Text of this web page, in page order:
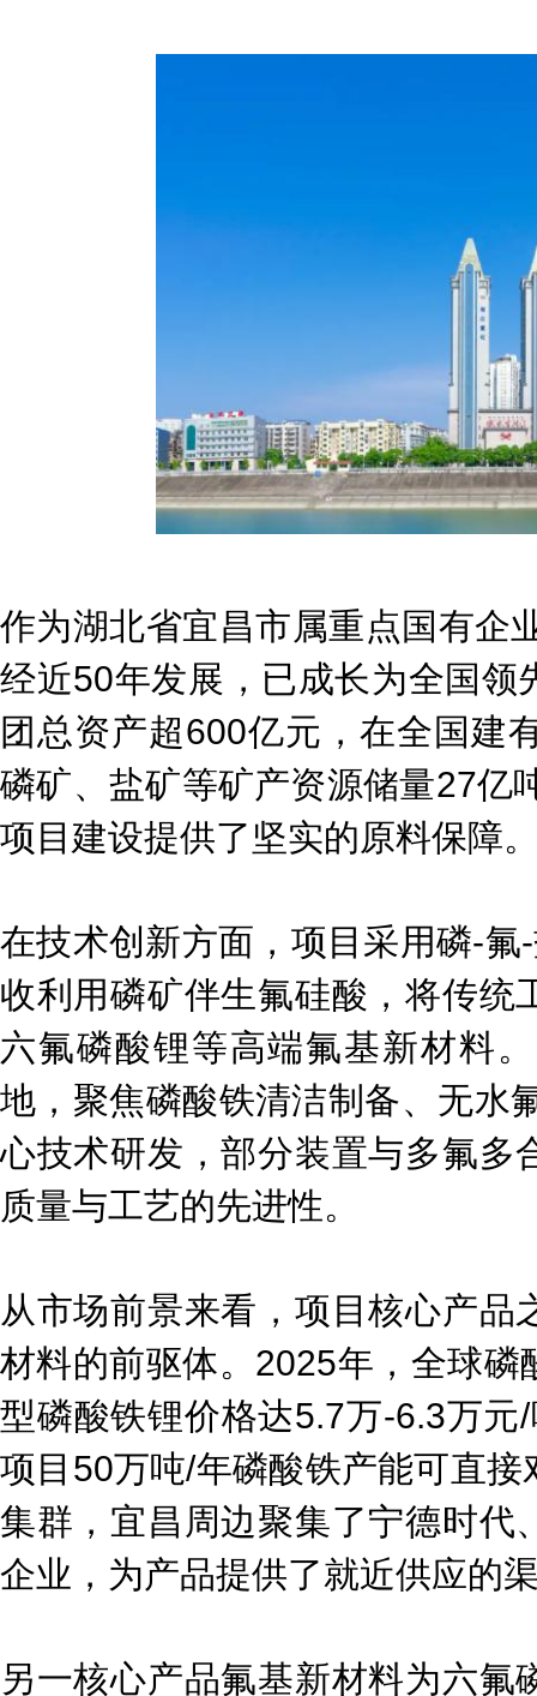
作为湖北省宜昌市属重点国有企
经近50年发展，已成长为全国
团总资产超600亿元，在全国建
磷矿、盐矿等矿产资源储量27亿
项目建设提供了坚实的原料保障
在技术创新方面，项目采用磷-
收利用磷矿伴生氟硅酸，将传统
六氟磷酸锂等高端氟基新材料
地，聚焦磷酸铁清洁制备、无水
心技术研发，部分装置与多氟多
质量与工艺的先进性。
从市场前景来看，项目核心产品
材料的前驱体。2025年，全球
型磷酸铁锂价格达5.7万-6.3万
项目50万吨/年磷酸铁产能可直
集群，宜昌周边聚集了宁德时代
企业，为产品提供了就近供应的
另一核心产品氟基新材料为六